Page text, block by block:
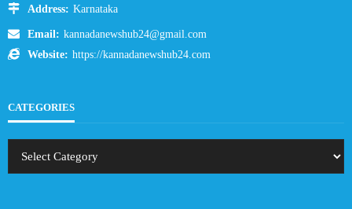
Address: Karnataka
Email: kannadanewshub24@gmail.com
Website: https://kannadanewshub24.com
CATEGORIES